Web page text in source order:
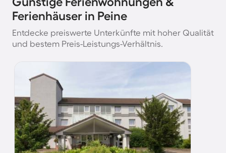
Ferienhäuser in Peine
Entdecke preiswerte Unterkünfte mit hoher Qualität
und bestem Preis-Leistungs-Verhältnis.